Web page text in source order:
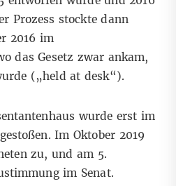
Prozess stockte dann
2016 im
das Gesetz zwar ankam,
(„held at desk“).
wurde erst im
. Im Oktober 2019
zu, und am 5.
im Senat.